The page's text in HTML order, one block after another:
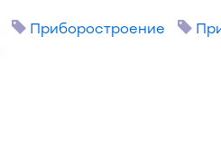
Приборостроение